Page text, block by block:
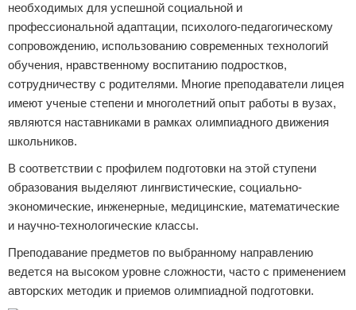
необходимых для успешной социальной и
профессиональной адаптации, психолого-педагогическому
сопровождению, использованию современных технологий
обучения, нравственному воспитанию подростков,
сотрудничеству с родителями. Многие преподаватели лицея
имеют ученые степени и многолетний опыт работы в вузах,
являются наставниками в рамках олимпиадного движения
школьников.
В соответствии с профилем подготовки на этой ступени
образования выделяют лингвистические, социально-
экономические, инженерные, медицинские, математические
и научно-технологические классы.
Преподавание предметов по выбранному направлению
ведется на высоком уровне сложности, часто с применением
авторских методик и приемов олимпиадной подготовки.